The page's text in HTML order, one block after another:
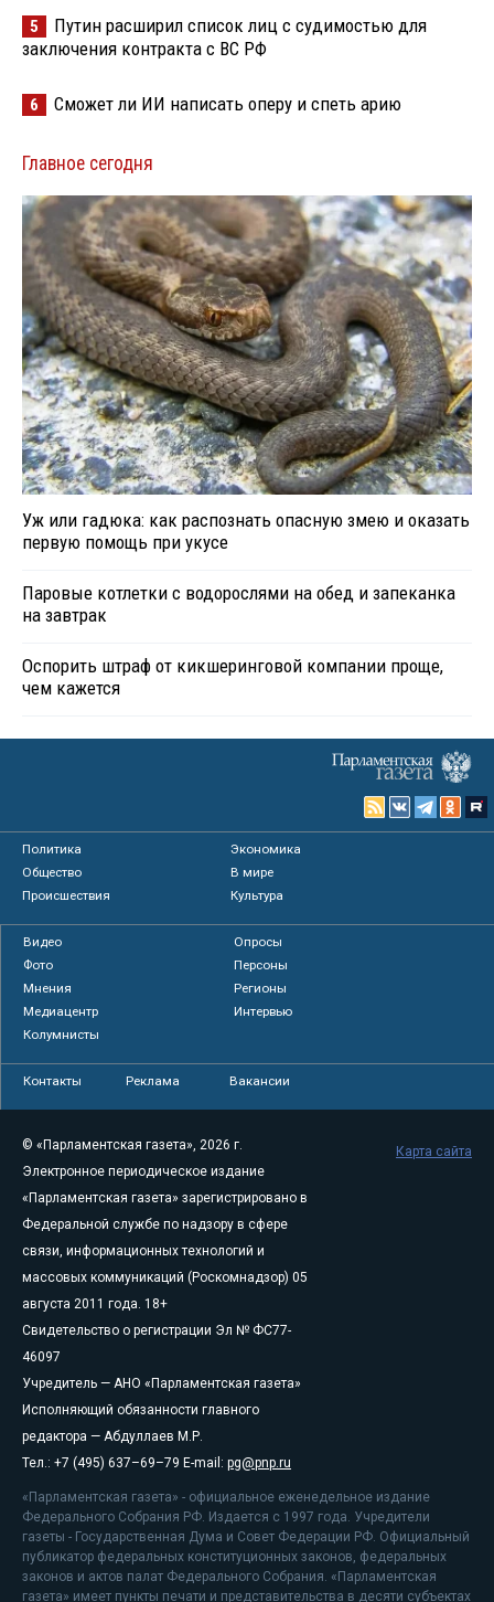
5
Путин расширил список лиц с судимостью для
заключения контракта с ВС РФ
6 Сможет ли ИИ написать оперу и спеть арию
Главное сегодня
Уж или гадюка: как распознать опасную змею и оказать
первую помощь при укусе
Паровые котлетки с водорослями на обед и запеканка
на завтрак
Оспорить штраф от кикшеринговой компании проще,
чем кажется
Политика
Экономика
Общество
В мире
Происшествия
Культура
Видео
Опросы
Фото
Персоны
Мнения
Регионы
Медиацентр
Интервью
Колумнисты
Контакты Реклама Вакансии
© «Парламентская газета», 2026 г.
Электронное периодическое издание
«Парламентская газета» зарегистрировано в
Федеральной службе по надзору в сфере
связи, информационных технологий и
массовых коммуникаций (Роскомнадзор) 05
августа 2011 года. 18+
Свидетельство о регистрации Эл № ФС77-
46097
Учредитель — АНО «Парламентская газета»
Исполняющий обязанности главного
редактора — Абдуллаев М.Р.
Тел.: +7 (495) 637–69–79 E-mail: pg@pnp.ru
«Парламентская газета» - официальное еженедельное издание
Федерального Собрания РФ. Издается с 1997 года. Учредители
газеты - Государственная Дума и Совет Федерации РФ. Официальный
публикатор федеральных конституционных законов, федеральных
законов и актов палат Федерального Собрания. «Парламентская
газета» имеет пункты печати и представительства в десяти субъектах
Карта сайта